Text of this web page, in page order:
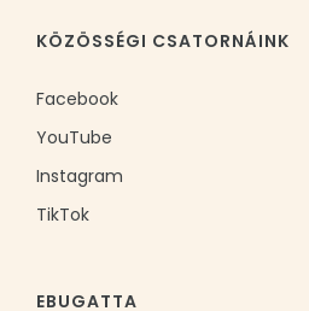
KÖZÖSSÉGI CSATORNÁINK
Facebook
YouTube
Instagram
TikTok
EBUGATTA